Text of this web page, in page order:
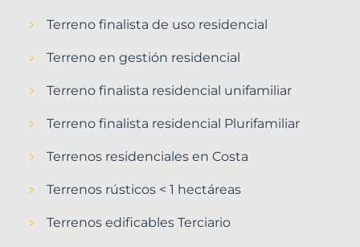
Terreno finalista de uso residencial
Terreno en gestión residencial
Terreno finalista residencial unifamiliar
Terreno finalista residencial Plurifamiliar
Terrenos residenciales en Costa
Terrenos rústicos < 1 hectáreas
Terrenos edificables Terciario